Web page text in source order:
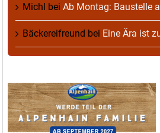
Michl bei Ab Montag: Baustelle
Bäckereifreund bei Eine Ära ist